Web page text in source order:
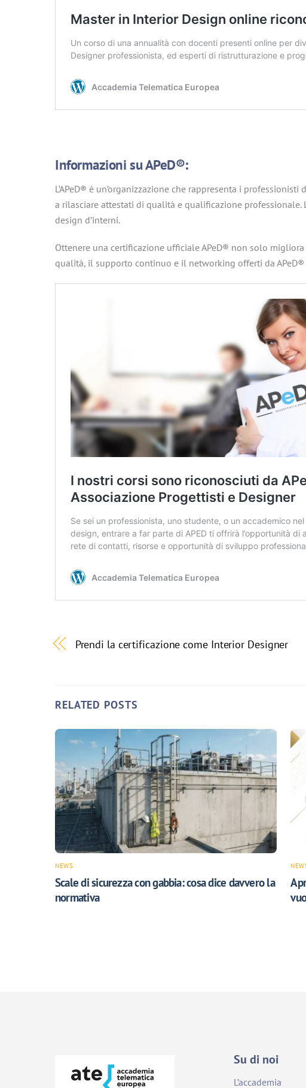
Informazioni su APeD®:
L’APeD® è un’organizzazione che rappresenta i
a rilasciare attestati di qualità e qualificazione
design d’interni​.
Ottenere una certificazione ufficiale APeD® non solo
qualità, il supporto continuo e il networking offerti da
Prendi la certificazione come Interior Designer
RELATED POSTS
NEWS
Scale di sicurezza con gabbia: cosa dice davvero la
normativa
Su di noi
L’accademia